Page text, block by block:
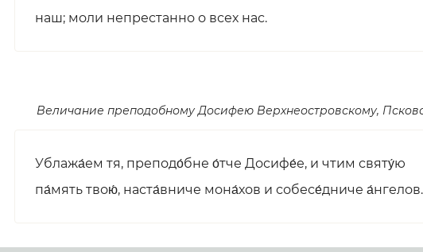
наш; моли непрестанно о всех нас.
Величание преподобному Досифею Верхнеостровскому,
Ублажа́ем тя, преподо́бне о́тче Досифе́е, и чтим святу́ю
па́мять твою́, наста́вниче мона́хов и собесе́дниче а́нгелов.